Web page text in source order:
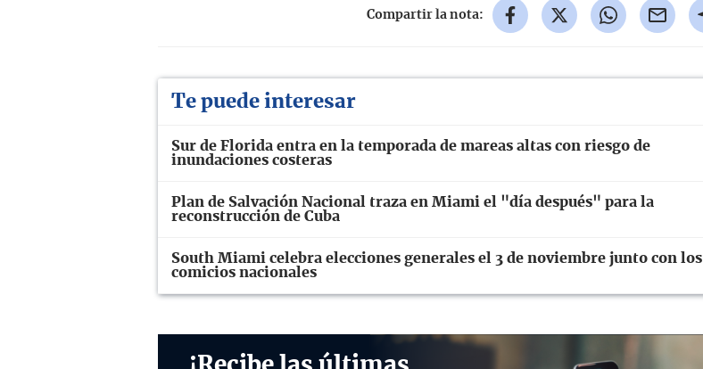
Compartir la nota:
Te puede interesar
Sur de Florida entra en la temporada de mareas altas con riesgo de
inundaciones costeras
Plan de Salvación Nacional traza en Miami el "día después" para la
reconstrucción de Cuba
South Miami celebra elecciones generales el 3 de noviembre junto con los
comicios nacionales